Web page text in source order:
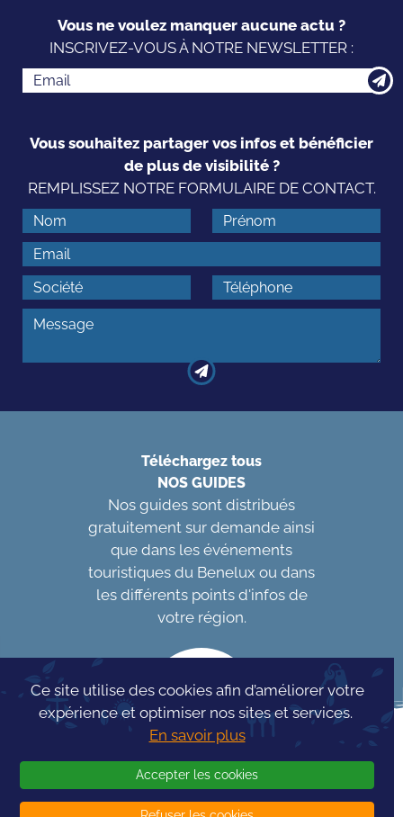
Vous ne voulez manquer aucune actu ?
INSCRIVEZ-VOUS À NOTRE NEWSLETTER :
Vous souhaitez partager vos infos et bénéficier
de plus de visibilité ?
REMPLISSEZ NOTRE FORMULAIRE DE CONTACT.
Téléchargez tous
NOS GUIDES
Nos guides sont distribués
gratuitement sur demande ainsi
que dans les événements
touristiques du Benelux ou dans
les différents points d'infos de
votre région.
Ce site utilise des cookies afin d’améliorer votre
expérience et optimiser nos sites et services.
En savoir plus
Accepter les cookies